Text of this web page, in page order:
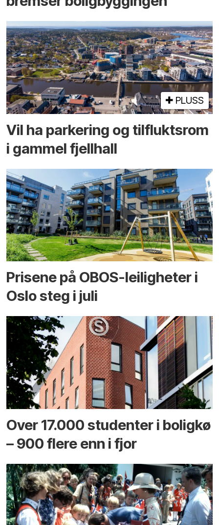
PLUSS
Vil ha parkering og tilflukts­rom
i gammel fjellhall
Prisene på OBOS-leiligheter i
Oslo steg i juli
Over 17.000 studenter i boligkø
– 900 flere enn i fjor